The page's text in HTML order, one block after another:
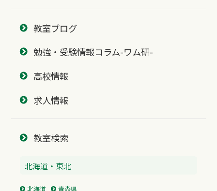
教室ブログ
勉強・受験情報コラム-ワム研-
高校情報
求人情報
教室検索
北海道・東北
北海道 青森県